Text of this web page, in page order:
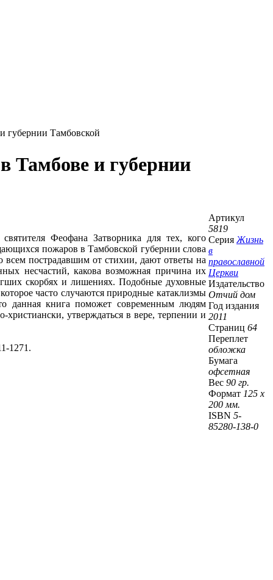
губернии Тамбовской
Тамбове и губернии
Феофана Затворника для тех, кого
пожаров в Тамбовской губернии слова
всем пострадавшим от стихии, дают ответы на
несчастий, какова возможная причина их
скорбях и лишениях. Подобные духовные
часто случаются природные катаклизмы
данная книга поможет современным людям
утверждаться в вере, терпении и
1271.
Артикул
5819
Серия Жизнь
в
православной
Церкви
Издательство
Отчий дом
Год издания
2011
Страниц 64
Переплет
обложка
Бумага
офсетная
Вес 90 гр.
Формат 125 х
200 мм.
ISBN 5-
85280-138-0